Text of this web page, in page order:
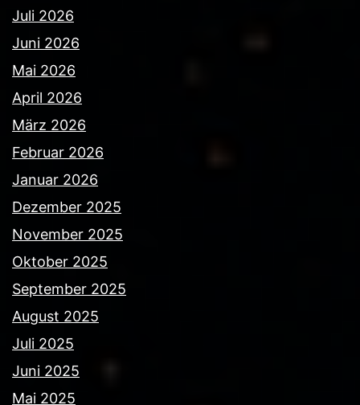
Juli 2026
Juni 2026
Mai 2026
April 2026
März 2026
Februar 2026
Januar 2026
Dezember 2025
November 2025
Oktober 2025
September 2025
August 2025
Juli 2025
Juni 2025
Mai 2025